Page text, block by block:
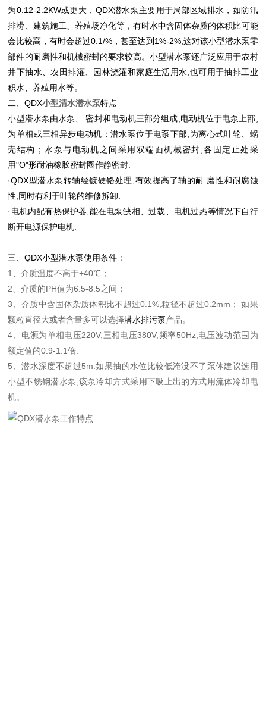
为0.12-2.2KW或更大，QDX潜水泵主要用于局部区域排水，如防汛
排涝、建筑施工、养殖场净化等，有时水中含固体杂质的体积比可能
会比较高，有时会超过0.1/%，甚至达到1%-2%,这对该小型潜水泵零
部件的耐磨性和机械密封的要求较高。小型潜水泵还广泛应用于农村
井下抽水、农田排灌、园林浇灌和家庭生活用水,也可用于抽排工业
积水、养殖用水等。
二、QDX小型清水潜水泵特点
小型潜水泵由水泵、 密封和电动机三部分组成,电动机位于电泵上部,
为单相或三相异步电动机； 潜水泵位于电泵下部,为离心式叶轮、蜗
壳结构；水泵与电动机之间采用双端面机械密封,各固定止处采
用"O"形耐油橡胶密封圈作静密封.
·QDX型潜水泵转轴经镀硬铬处理,有效提高了轴的耐 磨性和耐腐蚀
性,同时有利于叶轮的维修拆卸.
·电机内配有热保护器,能在电泵缺相、过载、电机过热等情况下自行
断开电源保护电机.
三、QDX小型潜水泵使用条件 ：
1、介质温度不高于+40℃；
2、介质的PH值为6.5-8.5之间；
3、介质中含固体杂质体积比不超过0.1%,粒径不超过0.2mm； 如果
颗粒直径大或者含量多可以选择潜水排污泵产品。
4、电源为单相电压220V,三相电压380V,频率50Hz,电压波动范围为
额定值的0.9-1.1倍.
5、潜水深度不超过5m.如果抽的水位比较低淹没不了泵体建议选用
小型不锈钢潜水泵,该泵冷却方式采用下吸上出的方式用流体冷却电
机。